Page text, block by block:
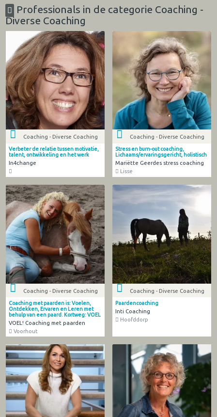
Professionals in de categorie Coaching -
Diverse Coaching
Coaching - Diverse Coaching
Verbeter de relatie tussen motivatie,
talent, ontwikkeling en het werk
In4change
Coaching - Diverse Coaching
Stress en burn-out coaching,
Lichaams/ervaringsgericht, holistisch
Mariëtte Geerdes stress coaching
Lisse
Coaching - Diverse Coaching
Coaching met paarden is: Voelen,
Ontdekken, Ervaren en Leren met
behulp van een paard. Kortweg: VOEL
VOEL! Coaching met paarden
Voorhout
Coaching - Diverse Coaching
Paardencoaching
Inti Coaching
Hoofddorp